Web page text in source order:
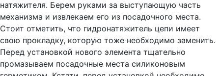
натяжителя. Берем руками за выступающую часть
механизма и извлекаем его из посадочного места.
Стоит отметить, что гидронатяжитель цепи имеет
свою прокладку, которую тоже необходимо заменить.
Перед установкой нового элемента тщательно
промазываем посадочные места силиконовым